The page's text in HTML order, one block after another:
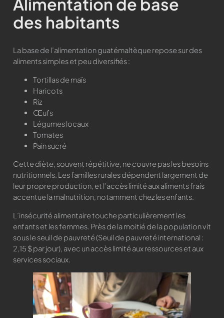
Alimentation de base
des habitants
La base de l’alimentation guatémaltèque repose sur des
aliments simples et peu diversifiés :
Tortillas de maïs
Haricots
Riz
Œufs
Légumes locaux
Tomates
Pain sucré
Cette diète, souvent répétitive, ne couvre pas les besoins
nutritionnels. Les familles rurales dépendent largement de
leur propre production, et l’accès limité aux aliments frais
accentue la malnutrition, notamment chez les enfants.
L’insécurité alimentaire touche particulièrement les
enfants et les femmes. Près de la moitié de la population vit
sous le seuil de pauvreté (Seuil de pauvreté international :
2,15 $ par jour), avec un accès limité aux ressources et aux
services sociaux.